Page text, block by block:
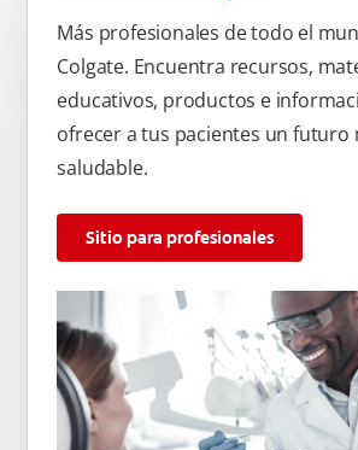
Más profesionales de todo el
Colgate. Encuentra recursos,
educativos, productos e
ofrecer a tus pacientes un futuro
saludable.
Sitio para profesionales